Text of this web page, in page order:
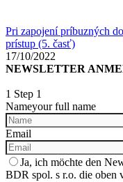
Pri zapojení príbuzných
prístup (5. časť)
17/10/2022
NEWSLETTER
1 Step 1
Nameyour full name
Email
Ja, ich möchte den
BDR spol. s r.o. die oben